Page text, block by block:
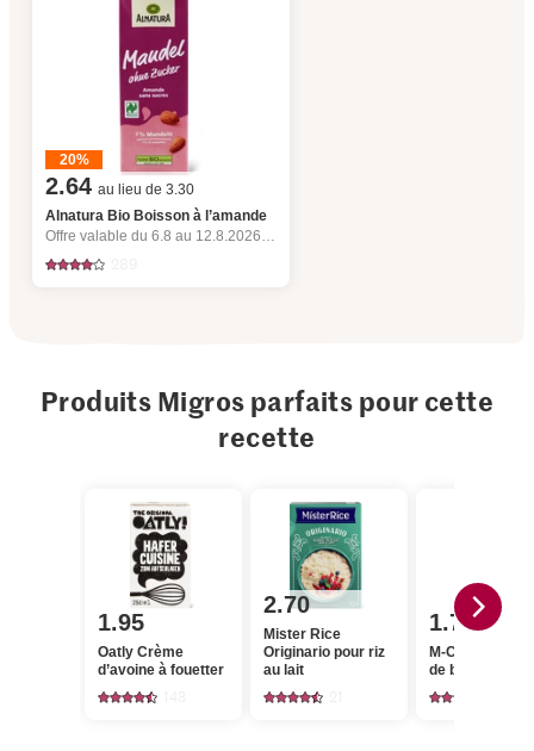
20%
2.64 au lieu de 3.30
Alnatura Bio Boisson à l’amande
Offre valable du 6.8 au 12.8.2026, jusqu’à épuisement du stock.
Produits Migros parfaits pour cette
recette
1.95
Oatly Crème
d’avoine à fouetter
2.70
Mister Rice
Originario pour riz
au lait
1.75
M-Classic
de blé dur